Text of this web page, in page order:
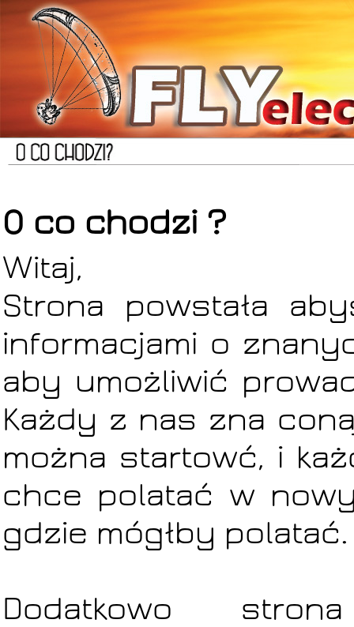
O co chodzi ?
Witaj,
Strona powstała
informacjami o
aby umożliwić
Każdy z nas zna
można startowć, i
chce polatać w
gdzie mógłby
Dodatkowo